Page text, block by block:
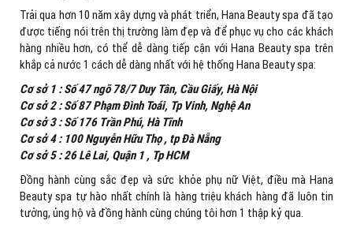
Trải qua hơn 10 năm xây dựng và phát triển, Hana Beauty spa đã tạo
được tiếng nói trên thị trường làm đẹp và để phục vụ cho các khách
hàng nhiều hơn, có thể dễ dàng tiếp cận với Hana Beauty spa trên
khắp cả nước 1 cách dễ dàng nhất với hệ thống Hana Beauty spa:
Cơ sở 1 : Số 47 ngõ 78/7 Duy Tân, Cầu Giấy, Hà Nội
Cơ sở 2 : Số 87 Phạm Đình Toái, Tp Vinh, Nghệ An
Cơ sở 3 : Số 176 Trần Phú, Hà Tĩnh
Cơ sở 4 : 100 Nguyễn Hữu Thọ , tp Đà Nẵng
Cơ sở 5 : 26 Lê Lai, Quận 1 , Tp HCM
Đồng hành cùng sắc đẹp và sức khỏe phụ nữ Việt, điều mà Hana
Beauty spa tự hào nhất chính là hàng triệu khách hàng đã luôn tin
tưởng, ủng hộ và đồng hành cùng chúng tôi hơn 1 thập kỷ qua.